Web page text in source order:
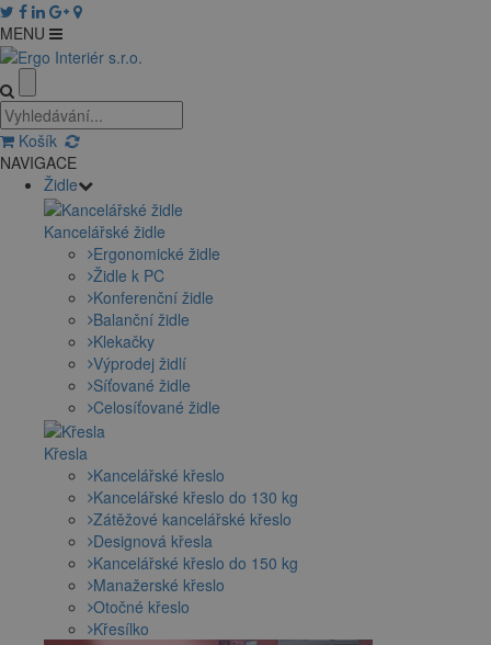
MENU
Košík
NAVIGACE
Židle
Kancelářské židle
Ergonomické židle
Židle k PC
Konferenční židle
Balanční židle
Klekačky
Výprodej židlí
Síťované židle
Celosíťované židle
Křesla
Kancelářské křeslo
Kancelářské křeslo do 130 kg
Zátěžové kancelářské křeslo
Designová křesla
Kancelářské křeslo do 150 kg
Manažerské křeslo
Otočné křeslo
Křesílko